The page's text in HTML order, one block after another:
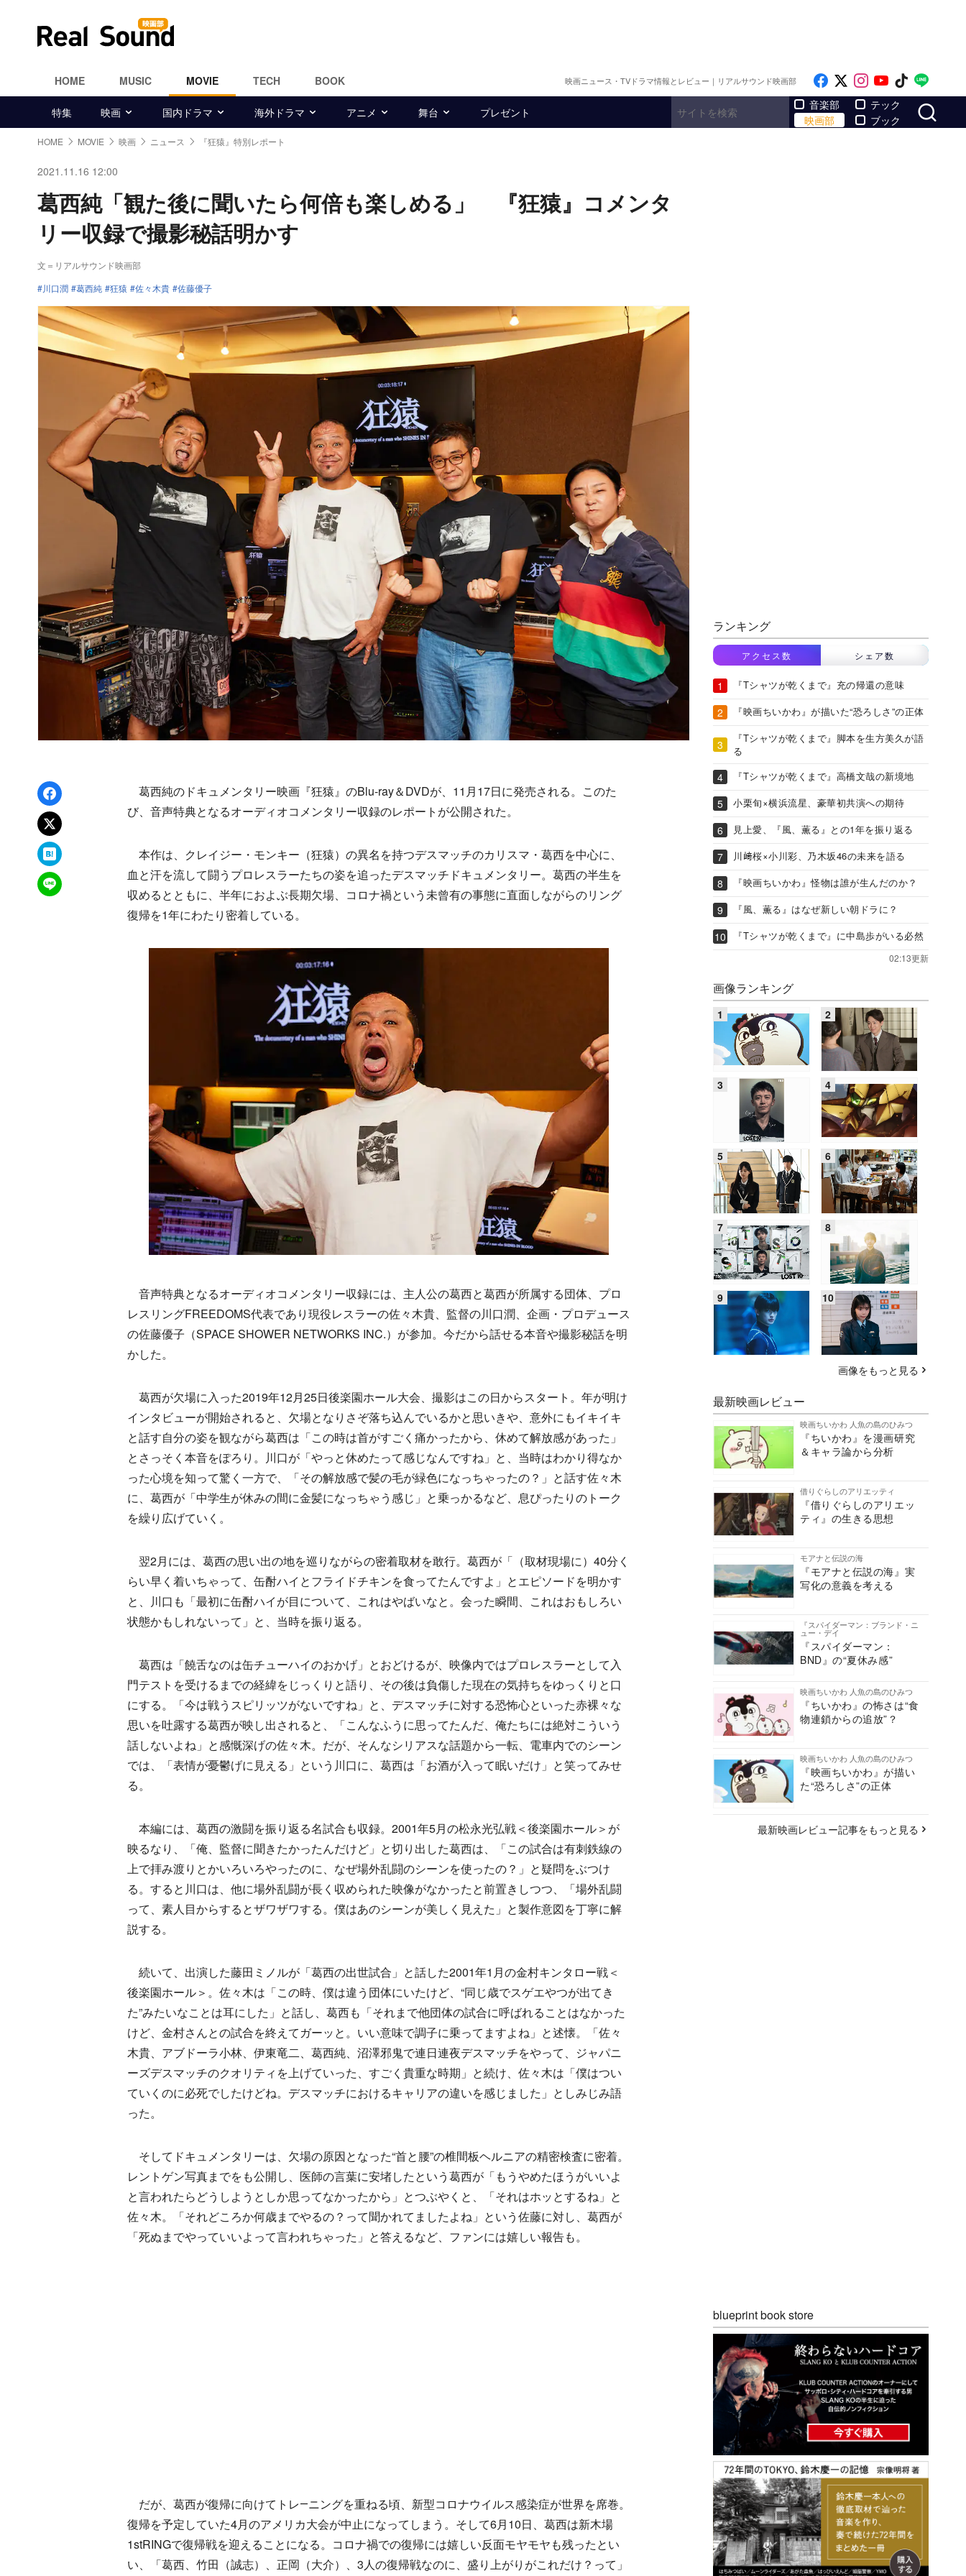
HOME MUSIC MOVIE TECH BOOK 映画ニュース・TVドラマ情報とレビュー｜リアルサウンド映画部 Like on Facebook
Follow on x
Follow on
Follow on
Follow
特集 映画 国内ドラマ 海外ドラマ アニメ 舞台 プレゼント
音楽部
映画部
テック
ブック
HOME MOVIE 映画 ニュース 『狂猿』特別レポート
2021.11.16 12:00
葛西純「観た後に聞いたら何倍も楽しめる」 『狂猿』コメンタ
リー収録で撮影秘話明かす
文＝リアルサウンド映画部
川口潤
葛西純 狂猿 佐々木貴 佐藤優子
Facebookでシェア
xでポスト
はてなブックマーク
LINEで送る
葛西純のドキュメンタリー映画『狂猿』のBlu-ray＆DVDが、11月17日に発売される。このた
び、音声特典となるオーディオコメンタリー収録のレポートが公開された。
本作は、クレイジー・モンキー（狂猿）の異名を持つデスマッチのカリスマ・葛西を中心に、
血と汗を流して闘うプロレスラーたちの姿を追ったデスマッチドキュメンタリー。葛西の半生を
収めるとともに、半年におよぶ長期欠場、コロナ禍という未曾有の事態に直面しながらのリング
復帰を1年にわたり密着している。
音声特典となるオーディオコメンタリー収録には、主人公の葛西と葛西が所属する団体、プロ
レスリングFREEDOMS代表であり現役レスラーの佐々木貴、監督の川口潤、企画・プロデュース
の佐藤優子（SPACE SHOWER NETWORKS INC.）が参加。今だから話せる本音や撮影秘話を明
かした。
葛西が欠場に入った2019年12月25日後楽園ホール大会、撮影はこの日からスタート。年が明け
インタビューが開始されると、欠場となりさぞ落ち込んでいるかと思いきや、意外にもイキイキ
と話す自分の姿を観ながら葛西は「この時は首がすごく痛かったから、休めて解放感があった」
とさっそく本音をぽろり。川口が「やっと休めたって感じなんですね」と、当時はわかり得なか
った心境を知って驚く一方で、「その解放感で髪の毛が緑色になっちゃったの？」と話す佐々木
に、葛西が「中学生が休みの間に金髪になっちゃう感じ」と乗っかるなど、息ぴったりのトーク
を繰り広げていく。
翌2月には、葛西の思い出の地を巡りながらの密着取材を敢行。葛西が「（取材現場に）40分く
らい早く着いちゃって、缶酎ハイとフライドチキンを食ってたんですよ」とエピソードを明かす
と、川口も「最初に缶酎ハイが目について、これはやばいなと。会った瞬間、これはおもしろい
状態かもしれないって」と、当時を振り返る。
葛西は「饒舌なのは缶チューハイのおかげ」とおどけるが、映像内ではプロレスラーとして入
門テストを受けるまでの経緯をじっくりと語り、その後は負傷した現在の気持ちをゆっくりと口
にする。「今は戦うスピリッツがないですね」と、デスマッチに対する恐怖心といった赤裸々な
思いを吐露する葛西が映し出されると、「こんなふうに思ってたんだ、俺たちには絶対こういう
話しないよね」と感慨深げの佐々木。だが、そんなシリアスな話題から一転、電車内でのシーン
では、「表情が憂鬱げに見える」という川口に、葛西は「お酒が入って眠いだけ」と笑ってみせ
る。
本編には、葛西の激闘を振り返る名試合も収録。2001年5月の松永光弘戦＜後楽園ホール＞が
映るなり、「俺、監督に聞きたかったんだけど」と切り出した葛西は、「この試合は有刺鉄線の
上で拝み渡りとかいろいろやったのに、なぜ場外乱闘のシーンを使ったの？」と疑問をぶつけ
る。すると川口は、他に場外乱闘が長く収められた映像がなかったと前置きしつつ、「場外乱闘
って、素人目からするとザワザワする。僕はあのシーンが美しく見えた」と製作意図を丁寧に解
説する。
続いて、出演した藤田ミノルが「葛西の出世試合」と話した2001年1月の金村キンタロー戦＜
後楽園ホール＞。佐々木は「この時、僕は違う団体にいたけど、“同じ歳でスゲエやつが出てき
た”みたいなことは耳にした」と話し、葛西も「それまで他団体の試合に呼ばれることはなかった
けど、金村さんとの試合を終えてガーッと。いい意味で調子に乗ってますよね」と述懐。「佐々
木貴、アブドーラ小林、伊東竜二、葛西純、沼澤邪鬼で連日連夜デスマッチをやって、ジャパニ
ーズデスマッチのクオリティを上げていった、すごく貴重な時期」と続け、佐々木は「僕はつい
ていくのに必死でしたけどね。デスマッチにおけるキャリアの違いを感じました」としみじみ語
った。
そしてドキュメンタリーは、欠場の原因となった“首と腰”の椎間板ヘルニアの精密検査に密着。
レントゲン写真までをも公開し、医師の言葉に安堵したという葛西が「もうやめたほうがいいよ
と言われたらどうしようとしか思ってなかったから」とつぶやくと、「それはホッとするね」と
佐々木。「それどころか何歳までやるの？って聞かれてましたよね」という佐藤に対し、葛西が
「死ぬまでやっていいよって言われちゃった」と答えるなど、ファンには嬉しい報告も。
だが、葛西が復帰に向けてトレ―ニングを重ねる頃、新型コロナウイルス感染症が世界を席巻。
復帰を予定していた4月のアメリカ大会が中止になってしまう。そして6月10日、葛西は新木場
1stRINGで復帰戦を迎えることになる。コロナ禍での復帰には嬉しい反面モヤモヤも残ったとい
い、「葛西、竹田（誠志）、正岡（大介）、3人の復帰戦なのに、盛り上がりがこれだけ？って」
ランキング
アクセス数 シェア数
『Tシャツが乾くまで』充の帰還の意味
『映画ちいかわ』が描いた“恐ろしさ”の正体
『Tシャツが乾くまで』脚本を生方美久が語
る
『Tシャツが乾くまで』高橋文哉の新境地
小栗旬×横浜流星、豪華初共演への期待
見上愛、『風、薫る』との1年を振り返る
川﨑桜×小川彩、乃木坂46の未来を語る
『映画ちいかわ』怪物は誰が生んだのか？
『風、薫る』はなぜ新しい朝ドラに？
『Tシャツが乾くまで』に中島歩がいる必然
02:13更新
画像ランキング
画像をもっと見る
最新映画レビュー
映画ちいかわ 人魚の島のひみつ
『ちいかわ』を漫画研究
＆キャラ論から分析
借りぐらしのアリエッティ
『借りぐらしのアリエッ
ティ』の生きる思想
モアナと伝説の海
『モアナと伝説の海』実
写化の意義を考える
『スパイダーマン：ブランド・ニ
ュー・デイ
『スパイダーマン：
BND』の“夏休み感”
映画ちいかわ 人魚の島のひみつ
『ちいかわ』の怖さは“食
物連鎖からの追放”？
映画ちいかわ 人魚の島のひみつ
『映画ちいかわ』が描い
た“恐ろしさ”の正体
最新映画レビュー記事をもっと見る
blueprint book store